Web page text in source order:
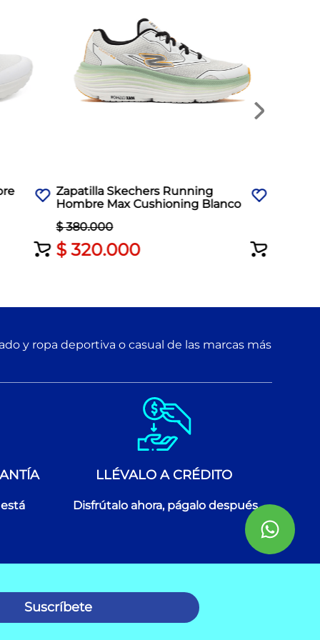
Zapatilla Skechers Running
Hombre Max Cushioning Blanco
$ 380.000
$ 320.000
y ropa deportiva o casual de las marcas más
LLÉVALO A CRÉDITO
Disfrútalo ahora, págalo después
Suscríbete